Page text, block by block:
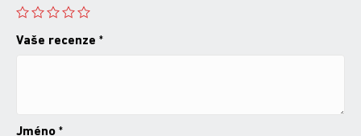
Vaše recenze *
Jméno *